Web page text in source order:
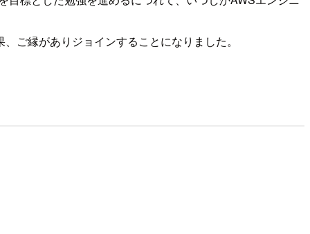
ご縁がありジョインすることになりました。